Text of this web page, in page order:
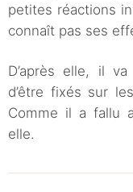
petites réactions
connaît pas ses
D’après elle, il
d’être fixés sur
Comme il a fallu
elle.